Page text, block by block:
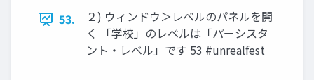
53.
２) ウィンドウ＞レベルのパネルを開
く 「学校」のレベルは「パーシスタ
ント・レベル」です 53 #unrealfest